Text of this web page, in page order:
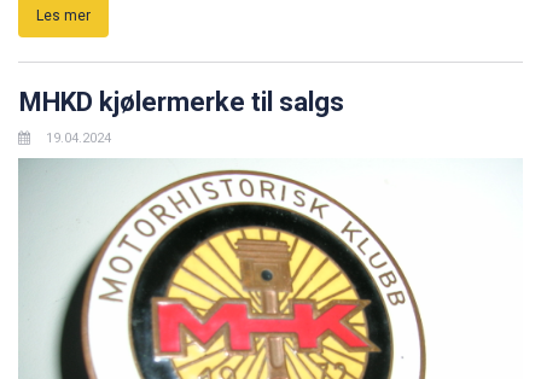
Les mer
MHKD kjølermerke til salgs
19.04.2024